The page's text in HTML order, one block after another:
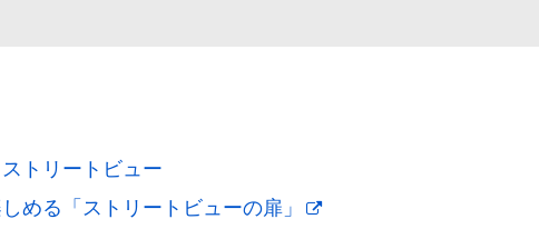
トリートビュー
める「ストリートビューの扉」